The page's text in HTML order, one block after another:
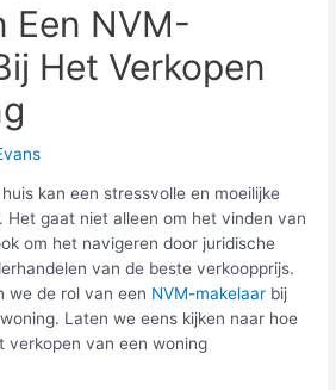
Een NVM-
Het Verkopen
kan een stressvolle en moeilijke
Het gaat niet alleen om het vinden van
om het navigeren door juridische
van de beste verkoopprijs.
we de rol van een NVM-makelaar bij
Laten we eens kijken naar hoe
verkopen van een woning